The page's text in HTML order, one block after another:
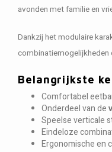
avonden met familie en
Dankzij het modulaire
combinatiemogelijkheden
Belangrijkste
Comfortabel
Onderdeel van de
Speelse verticale
Eindeloze
Ergonomische en